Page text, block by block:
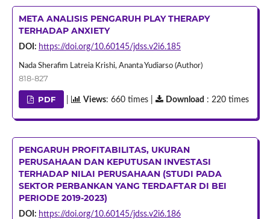
META ANALISIS PENGARUH PLAY THERAPY
TERHADAP ANXIETY
DOI: https://doi.org/10.60145/jdss.v2i6.185
Nada Sherafim Latreia Krishi, Ananta Yudiarso (Author)
818-827
PDF Views: 660 times | Download : 220 times
PENGARUH PROFITABILITAS, UKURAN
PERUSAHAAN DAN KEPUTUSAN INVESTASI
TERHADAP NILAI PERUSAHAAN (STUDI PADA
SEKTOR PERBANKAN YANG TERDAFTAR DI BEI
PERIODE 2019-2023)
DOI: https://doi.org/10.60145/jdss.v2i6.186